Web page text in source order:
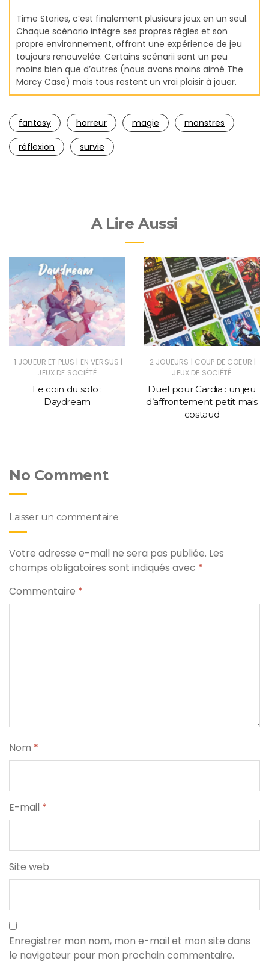
Time Stories, c’est finalement plusieurs jeux en un seul.
Chaque scénario intègre ses propres règles et son
propre environnement, offrant une expérience de jeu
toujours renouvelée. Certains scénarii sont un peu
moins bien que d’autres (nous avons moins aimé The
Marcy Case) mais tous restent un vrai plaisir à jouer.
fantasy horreur magie
monstres
réflexion
survie
A Lire Aussi
1 JOUEUR ET PLUS | EN VERSUS |
JEUX DE SOCIÉTÉ
Le coin du solo :
Daydream
2 JOUEURS | COUP DE COEUR |
JEUX DE SOCIÉTÉ
Duel pour Cardia : un jeu
d’affrontement petit mais
costaud
No Comment
Laisser un commentaire
Votre adresse e-mail ne sera pas publiée. Les
champs obligatoires sont indiqués avec *
Commentaire *
Nom *
E-mail *
Site web
Enregistrer mon nom, mon e-mail et mon site dans
le navigateur pour mon prochain commentaire.